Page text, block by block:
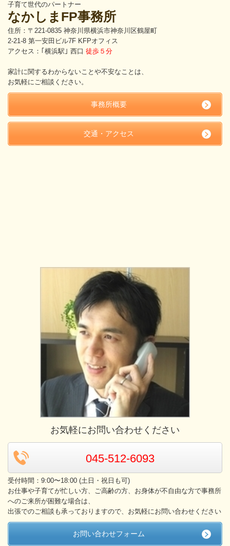
子育て世代のパートナー
なかしまFP事務所
住所：〒221-0835 神奈川県横浜市神奈川区鶴屋町
2-21-8 第一安田ビル7F KFPオフィス
アクセス：｢横浜駅｣ 西口 徒歩５分
家計に関するわからないことや不安なことは、
お気軽にご相談ください。
事務所概要
交通・アクセス
お気軽にお問い合わせください
045-512-6093
受付時間：9:00〜18:00 (土日・祝日も可)
お仕事や子育てが忙しい方、ご高齢の方、お身体が不自由な方で事務所
へのご来所が困難な場合は、
出張でのご相談も承っておりますので、お気軽にお問い合わせください
お問い合わせフォーム